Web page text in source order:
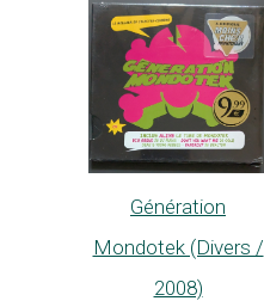
Génération
Mondotek (Divers /
2008)